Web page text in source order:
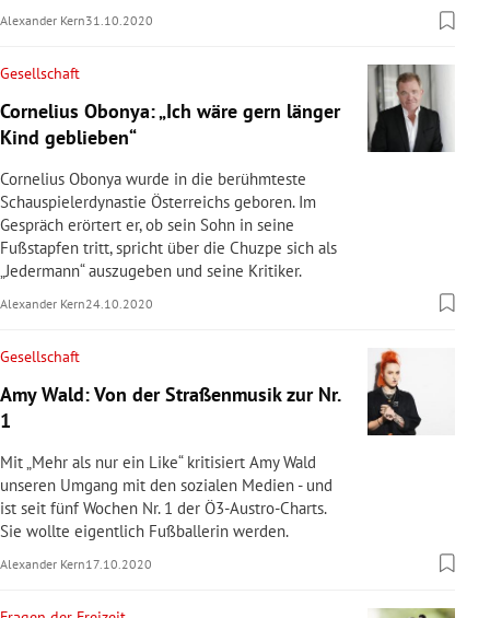
Alexander Kern31.10.2020
Gesellschaft
Cornelius Obonya: „Ich wäre gern länger
Kind geblieben“
Cornelius Obonya wurde in die berühmteste
Schauspielerdynastie Österreichs geboren. Im
Gespräch erörtert er, ob sein Sohn in seine
Fußstapfen tritt, spricht über die Chuzpe sich als
„Jedermann“ auszugeben und seine Kritiker.
Alexander Kern24.10.2020
Gesellschaft
Amy Wald: Von der Straßenmusik zur Nr.
1
Mit „Mehr als nur ein Like“ kritisiert Amy Wald
unseren Umgang mit den sozialen Medien - und
ist seit fünf Wochen Nr. 1 der Ö3-Austro-Charts.
Sie wollte eigentlich Fußballerin werden.
Alexander Kern17.10.2020